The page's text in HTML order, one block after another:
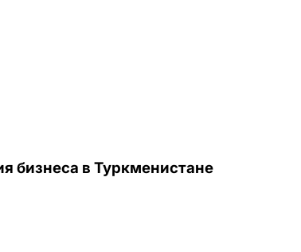
бизнеса в Туркменистане